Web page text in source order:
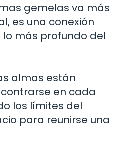
gemelas va más
es una conexión
lo más profundo del
almas están
en cada
los límites del
para reunirse una